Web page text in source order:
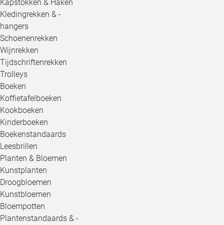
Kapstokken & Haken
Kledingrekken & -
hangers
Schoenenrekken
Wijnrekken
Tijdschriftenrekken
Trolleys
Boeken
Koffietafelboeken
Kookboeken
Kinderboeken
Boekenstandaards
Leesbrillen
Planten & Bloemen
Kunstplanten
Droogbloemen
Kunstbloemen
Bloempotten
Plantenstandaards & -